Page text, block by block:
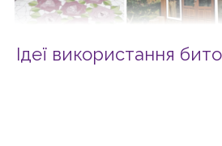
Ідеї використання